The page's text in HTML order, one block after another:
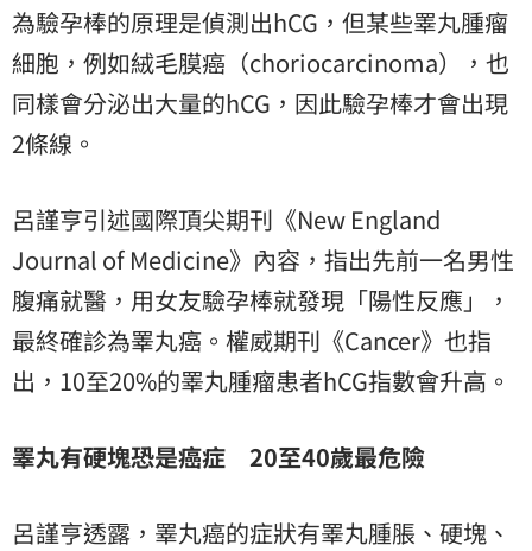
為驗孕棒的原理是偵測出hCG，但某些睪丸腫瘤
細胞，例如絨毛膜癌（choriocarcinoma），也
同樣會分泌出大量的hCG，因此驗孕棒才會出現
2條線。
呂謹亨引述國際頂尖期刊《New England
Journal of Medicine》內容，指出先前一名男性
腹痛就醫，用女友驗孕棒就發現「陽性反應」，
最終確診為睪丸癌。權威期刊《Cancer》也指
出，10至20%的睪丸腫瘤患者hCG指數會升高。
睪丸有硬塊恐是癌症 20至40歲最危險
呂謹亨透露，睪丸癌的症狀有睪丸腫脹、硬塊、